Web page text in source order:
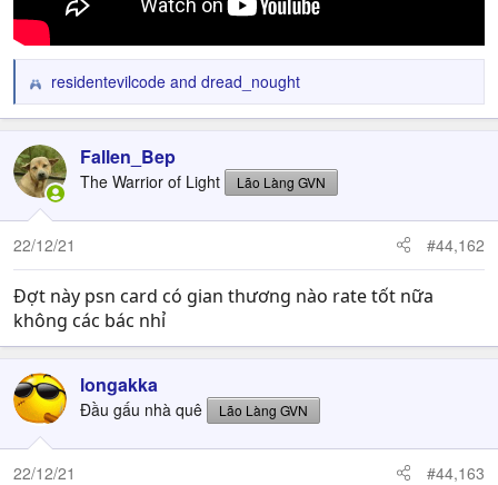
R
e
c
t
i
o
n
s
residentevilcode and dread_nought
Fallen_Bep
The Warrior of Light Lão Làng GVN
22/12/21 #44,162
Đợt này psn card có gian thương nào rate tốt nữa
không các bác nhỉ
longakka
Đầu gấu nhà quê Lão Làng GVN
22/12/21 #44,163